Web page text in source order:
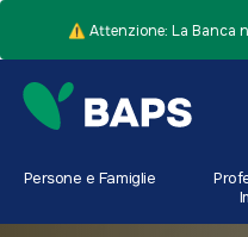
⚠️ Attenzione: La Banca
Persone e Famiglie